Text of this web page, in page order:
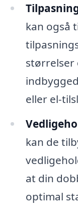
kan også
størrelser
eller el-
kan de
at din
optimal